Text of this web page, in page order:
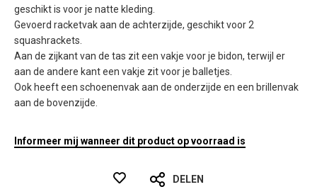
geschikt is voor je natte kleding.
Gevoerd racketvak aan de achterzijde, geschikt voor 2
squashrackets.
Aan de zijkant van de tas zit een vakje voor je bidon, terwijl er
aan de andere kant een vakje zit voor je balletjes.
Ook heeft een schoenenvak aan de onderzijde en een brillenvak
aan de bovenzijde.
Informeer mij wanneer dit product op voorraad is
DELEN